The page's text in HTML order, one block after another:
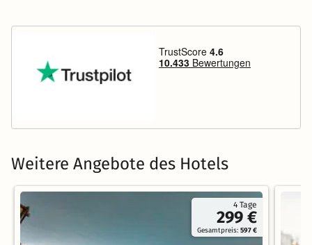
Weitere Angebote des Hotels
4 Tage
299 €
Gesamtpreis:597 €